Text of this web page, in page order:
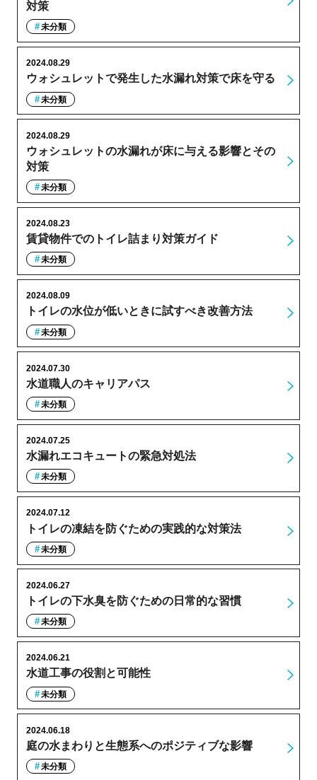
対策
未分類
ウォシュレットで発生した水漏れ対策で床を守る
2024.08.29
未分類
ウォシュレットの水漏れが床に与える影響とその
対策
2024.08.29
未分類
賃貸物件でのトイレ詰まり対策ガイド
2024.08.23
未分類
トイレの水位が低いときに試すべき改善方法
2024.08.09
未分類
水道職人のキャリアパス
2024.07.30
未分類
水漏れエコキュートの緊急対処法
2024.07.25
未分類
トイレの凍結を防ぐための実践的な対策法
2024.07.12
未分類
トイレの下水臭を防ぐための日常的な習慣
2024.06.27
未分類
水道工事の役割と可能性
2024.06.21
未分類
庭の水まわりと生態系へのポジティブな影響
2024.06.18
未分類